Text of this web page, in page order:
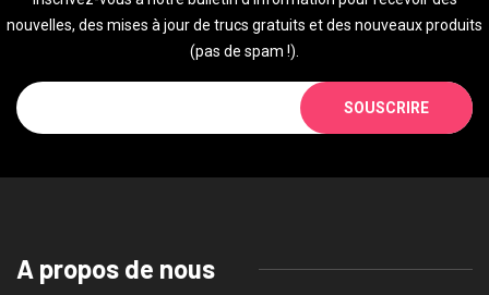
nouvelles, des mises à jour de trucs gratuits et des nouveaux produits
(pas de spam !).
SOUSCRIRE
A propos de nous